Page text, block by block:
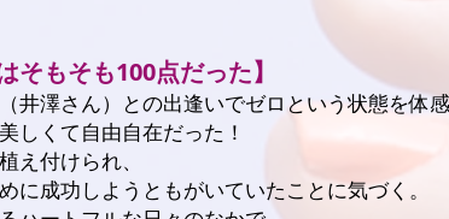
そもそも100点だった】
井澤さん）との出逢いでゼロという状態を体感
しくて自由自在だった！
え付けられ、
に成功しようともがいていたことに気づく。